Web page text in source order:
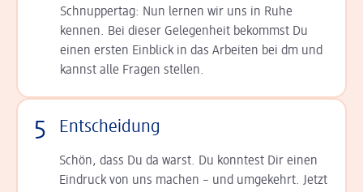
Schnup­per­tag: Nun lernen wir uns in Ruhe
kennen. Bei dieser Gelegenheit bekommst Du
einen ersten Einblick in das Arbeiten bei dm und
kannst alle Fragen stellen.
5 Entscheidung
Schön, dass Du da warst. Du konntest Dir einen
Ein­druck von uns machen – und umgekehrt. Jetzt